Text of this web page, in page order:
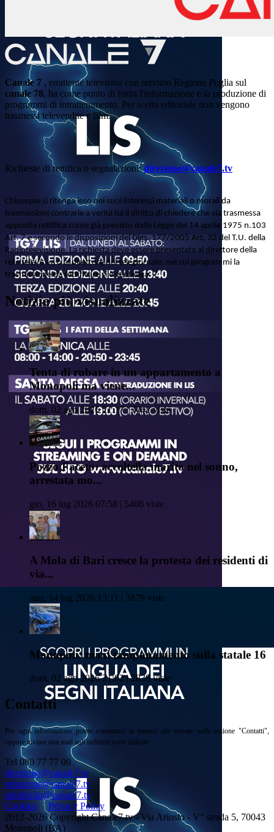
Canale 7 , emittente televisiva con servizio Regione Puglia sul
canale 78, ha come punto di forza l'informazione e la produzione di
programmi di intrattenimento. Per scelta editoriale non vengono
trasmessi televendite e film.
Richieste di rettifica o segnalazioni:direzione@canale7.tv
Chiunque si ritenga leso nei suoi interessi materiali o morali da
trasmissioni contrarie a verità ha il diritto di chiedere che sia trasmessa
apposita rettifica come già previsto dalla Legge del 14 aprile 1975 n.103
Art. 7 e secondo le disposizioni del Dlgs. 177/2005 Art. 32 del T.U. della
Radiotelevisione. La richiesta deve essere presentata al direttore della
rete televisiva o al direttore del telegiornale, nei cui programmi la
trasmissione da rettificare si è verificata.
Notizie più visualizzate
Tenta di rubare in un appartamento a
Monopoli ma viene...
dom, 02 ago 2026 21:17 | 7641 viste
Pozzo Faceto: accoltella marito nel sonno,
arrestata mo...
gio, 16 lug 2026 07:58 | 5408 viste
A Mola di Bari cresce la protesta dei residenti di
via...
mar, 14 lug 2026 13:11 | 3879 viste
Monopoli: maxi tamponamento sulla statale 16
dom, 02 ago 2026 21:02 | 2839 viste
Contatti
Per ogni informazione potete contattarci ai numeri che trovate nella sezione "Contatti",
oppure inviare una mail agli indirizzi sotto indicati
Tel 080 77 77 00
direzione@canale7.tv
redazione@canale7.tv
pubblicita@canale7.tv
Cookies
Privacy Policy
2012-2026 Copyright Canale7.tv - Via Ariosto - V° strada 5, 70043
Monopoli (BA)